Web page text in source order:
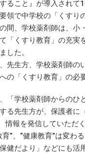
ること』が導入されて
領で中学校の「くすり
間、学校薬剤師は、小
「くすり教育」の充実
した。
先生方、学校薬剤師の
の「くすり教育」の必
「学校薬剤師からのひ
る先生方が、保護者に
情報を発信していただ
育”、“健康教育”は変わ
健だより」などにも活